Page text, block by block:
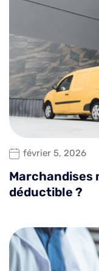
février 5, 2026
Marchandises
déductible ?